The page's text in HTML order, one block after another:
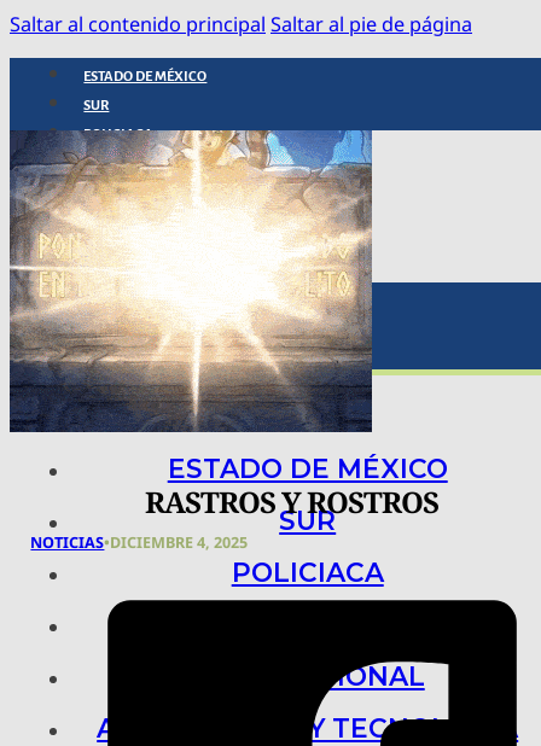
Saltar al contenido principal Saltar al pie de página
ESTADO DE MÉXICO
SUR
POLICIACA
NACIONAL
INTERNACIONAL
ARTE, CIENCIA Y TECNOLOGÍA
COLUMNAS
BAJO LA LUPA
RASTROS Y ROSTROS
VÍNCULOS ANIMALES
ESTADO DE MÉXICO
SUR
POLICIACA
INTERNACIONAL
ARTE, CIENCIA Y TECNOLOGÍA
RASTROS Y ROSTROS
NOTICIAS•DICIEMBRE 4, 2025